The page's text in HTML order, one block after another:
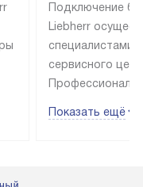
Подключение
Liebherr
специалистами
сервисного
эксплуатации
Показать ещё